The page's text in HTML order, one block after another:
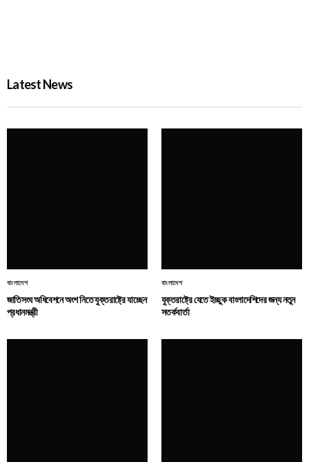
Latest News
বাংলাদেশ
জাতিসংঘ অধিবেশনে অংশ নিতে যুক্তরাষ্ট্রে যাচ্ছেন
প্রধানমন্ত্রী
বাংলাদেশ
যুক্তরাষ্ট্রে যেতে ইচ্ছুক বাংলাদেশিদের জন্য নতুন
সতর্কবার্তা